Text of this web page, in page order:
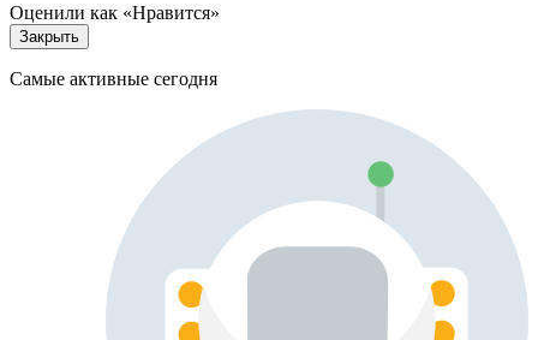
Оценили как «Нравится»
Закрыть
Самые активные сегодня